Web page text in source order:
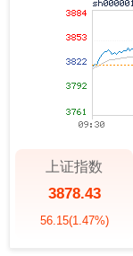
上证指数
3878.43
56.15(1.47%)